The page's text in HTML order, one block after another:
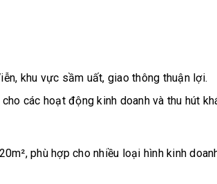
khu vực sầm uất, giao thông thuận lợi.
các hoạt động kinh doanh và thu hút
phù hợp cho nhiều loại hình kinh